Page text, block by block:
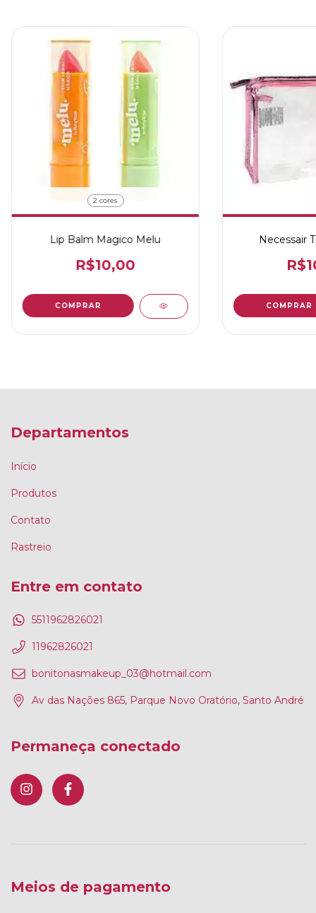
2 cores
Lip Balm Magico Melu
R$10,00
COMPRAR
Necessair
Departamentos
Início
Produtos
Contato
Rastreio
Entre em contato
5511962826021
11962826021
bonitonasmakeup_03@hotmail.com
Av das Nações 865, Parque Novo Oratório, Santo André
Permaneça conectado
Meios de pagamento